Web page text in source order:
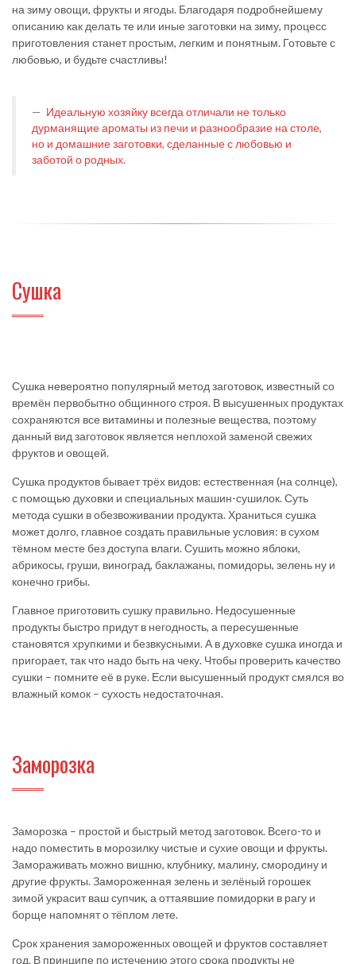
на зиму овощи, фрукты и ягоды. Благодаря подробнейшему
описанию как делать те или иные заготовки на зиму, процесс
приготовления станет простым, легким и понятным. Готовьте с
любовью, и будьте счастливы!
Идеальную хозяйку всегда отличали не только
дурманящие ароматы из печи и разнообразие на столе,
но и домашние заготовки, сделанные с любовью и
заботой о родных.
Сушка
Сушка невероятно популярный метод заготовок, известный со
времён первобытно общинного строя. В высушенных продуктах
сохраняются все витамины и полезные вещества, поэтому
данный вид заготовок является неплохой заменой свежих
фруктов и овощей.
Сушка продуктов бывает трёх видов: естественная (на солнце),
с помощью духовки и специальных машин-сушилок. Суть
метода сушки в обезвоживании продукта. Храниться сушка
может долго, главное создать правильные условия: в сухом
тёмном месте без доступа влаги. Сушить можно яблоки,
абрикосы, груши, виноград, баклажаны, помидоры, зелень ну и
конечно грибы.
Главное приготовить сушку правильно. Недосушенные
продукты быстро придут в негодность, а пересушенные
становятся хрупкими и безвкусными. А в духовке сушка иногда и
пригорает, так что надо быть на чеку. Чтобы проверить качество
сушки – помните её в руке. Если высушенный продукт смялся во
влажный комок – сухость недостаточная.
Заморозка
Заморозка – простой и быстрый метод заготовок. Всего-то и
надо поместить в морозилку чистые и сухие овощи и фрукты.
Замораживать можно вишню, клубнику, малину, смородину и
другие фрукты. Замороженная зелень и зелёный горошек
зимой украсит ваш супчик, а оттаявшие помидорки в рагу и
борще напомнят о тёплом лете.
Срок хранения замороженных овощей и фруктов составляет
год. В принципе по истечению этого срока продукты не